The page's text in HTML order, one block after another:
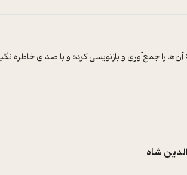
را جمع‌آوری و بازنویسی کرده و با صدای
شاه